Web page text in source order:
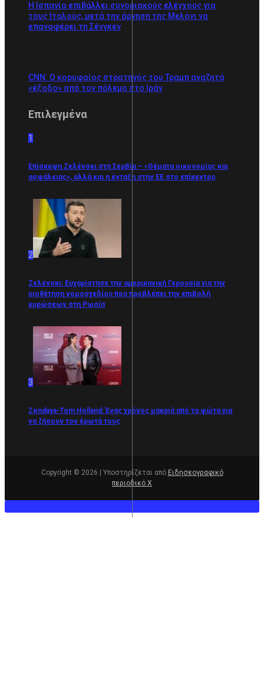
Η Ισπανία επιβάλλει συνοριακούς ελέγχους για
τους Ιταλούς, μετά την άρνηση της Μελόνι να
επαναφέρει τη Σένγκεν
CNN: Ο κορυφαίος στρατηγός του Τραμπ αναζητά
«έξοδο» από τον πόλεμο στο Ιράν
Επιλεγμένα
1
Επίσκεψη Ζελένσκι στη Σερβία – «Θέματα οικονομίας και
ασφάλειας», αλλά και η ένταξη στην ΕΕ στο επίκεντρο
2
Ζελένσκι: Ευχαρίστησε την αμερικανική Γερουσία για την
υιοθέτηση νομοσχεδίου που προβλέπει την επιβολή
κυρώσεων στη Ρωσία
3
Zendaya-Tom Holland: Ένας χρόνος μακριά από τα φώτα για
να ζήσουν τον έρωτά τους
Copyright © 2026 | Υποστηρίζεται από Ειδησεογραφικό
περιοδικό Χ